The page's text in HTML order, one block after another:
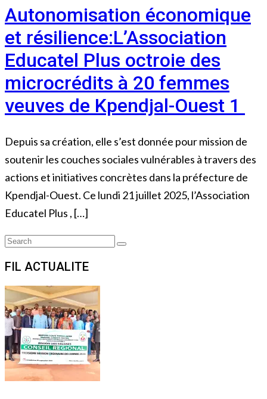
Autonomisation économique
et résilience:L’Association
Educatel Plus octroie des
microcrédits à 20 femmes
veuves de Kpendjal-Ouest 1
Depuis sa création, elle s’est donnée pour mission de
soutenir les couches sociales vulnérables à travers des
actions et initiatives concrètes dans la préfecture de
Kpendjal-Ouest. Ce lundi 21 juillet 2025, l’Association
Educatel Plus , […]
Search
Search
FIL ACTUALITE